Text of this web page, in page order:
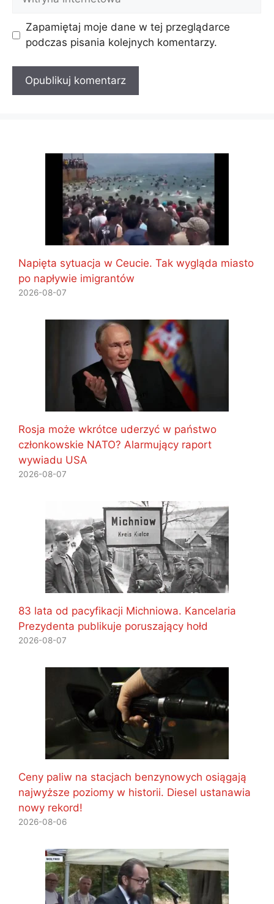
internetowa
Zapamiętaj moje dane w tej przeglądarce
podczas pisania kolejnych komentarzy.
Napięta sytuacja w Ceucie. Tak wygląda miasto
po napływie imigrantów
2026-08-07
Rosja może wkrótce uderzyć w państwo
członkowskie NATO? Alarmujący raport
wywiadu USA
2026-08-07
83 lata od pacyfikacji Michniowa. Kancelaria
Prezydenta publikuje poruszający hołd
2026-08-07
Ceny paliw na stacjach benzynowych osiągają
najwyższe poziomy w historii. Diesel ustanawia
nowy rekord!
2026-08-06